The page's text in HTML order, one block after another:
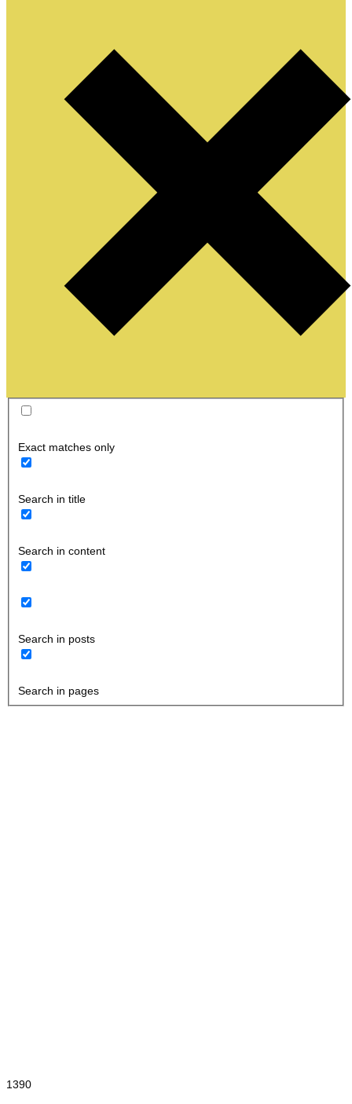
Exact matches only
Search in title
Search in content
Search in posts
Search in pages
1390